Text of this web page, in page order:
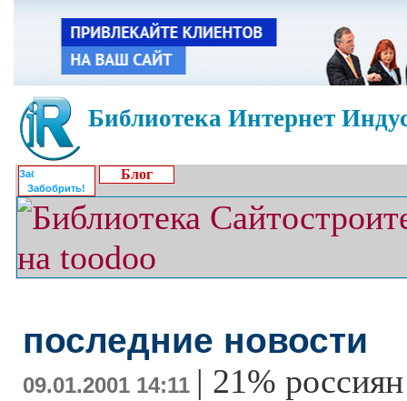
Библиотека Интернет
Забобрить!
Блог
последние новости
09.01.2001 14:11 | 21%